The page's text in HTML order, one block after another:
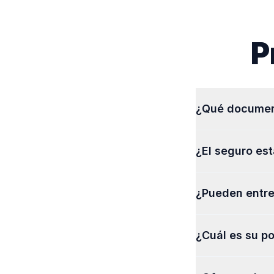
¿Qué
débito. Los
¿El seguro
opciones de
¿Pueden
Monseñor
¿Cuál es su